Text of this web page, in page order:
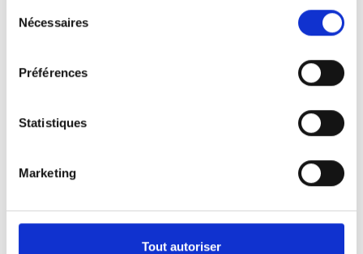
Nécessaires
Préférences
Statistiques
Marketing
Tout autoriser
Pour répondre aux demandes de notre clientèle,